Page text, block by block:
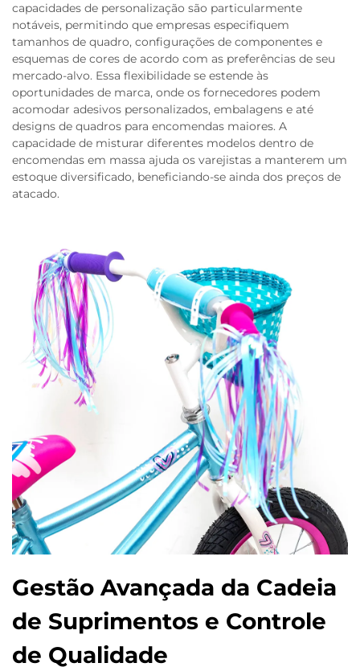
capacidades de personalização são particularmente
notáveis, permitindo que empresas especifiquem
tamanhos de quadro, configurações de componentes e
esquemas de cores de acordo com as preferências de seu
mercado-alvo. Essa flexibilidade se estende às
oportunidades de marca, onde os fornecedores podem
acomodar adesivos personalizados, embalagens e até
designs de quadros para encomendas maiores. A
capacidade de misturar diferentes modelos dentro de
encomendas em massa ajuda os varejistas a manterem um
estoque diversificado, beneficiando-se ainda dos preços de
atacado.
Gestão Avançada da Cadeia
de Suprimentos e Controle
de Qualidade